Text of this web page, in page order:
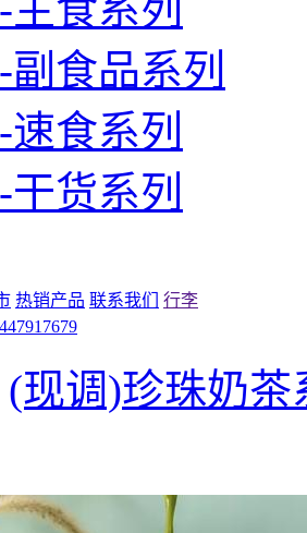
副食品系列
速食系列
干货系列
热销产品 联系我们
行李
(现调)珍珠奶茶